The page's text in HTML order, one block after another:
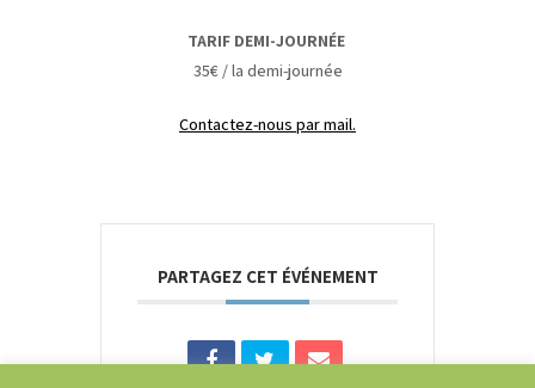
TARIF DEMI-JOURNÉE
35€ / la demi-journée
Contactez-nous par mail.
PARTAGEZ CET ÉVÉNEMENT